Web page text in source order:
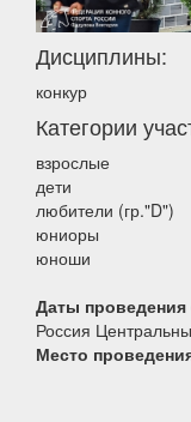
Дисциплины:
конкур
Категории
взрослые
дети
любители (гр."D")
юниоры
юноши
Даты проведения
Россия
Место